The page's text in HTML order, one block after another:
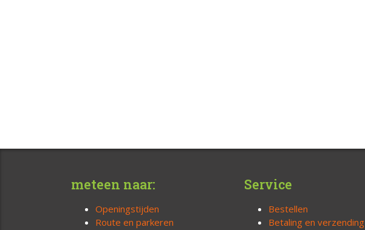
meteen naar:
Openingstijden
Route en parkeren
Service
Bestellen
Betaling en verzending